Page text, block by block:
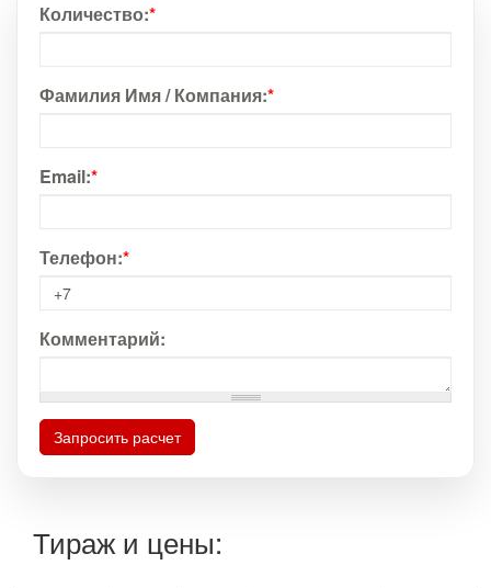
Количество:*
Фамилия Имя / Компания:*
Email:*
Телефон:*
Комментарий:
Запросить расчет
Тираж и цены: